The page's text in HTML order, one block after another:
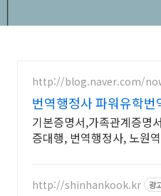
http://blog.naver.com/
번역행정사 파워유학
기본증명서,가족관계증명
증대행, 번역행정사, 노원역
http://shinhankook.kr 광